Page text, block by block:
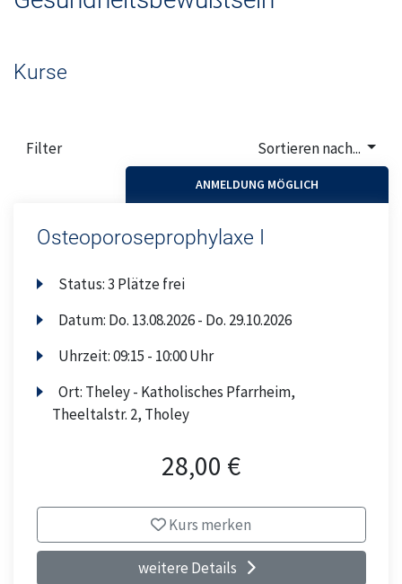
Kurse
Sortieren nach...
Filter
ANMELDUNG MÖGLICH
Osteoporoseprophylaxe I
Status:3 Plätze frei
Datum: Do. 13.08.2026 - Do. 29.10.2026
Uhrzeit:09:15 - 10:00 Uhr
Ort: Theley - Katholisches Pfarrheim,
Theeltalstr. 2, Tholey
28,00 €
Kurs merken
weitere Details
Ostertal
Theley
Urexweiler